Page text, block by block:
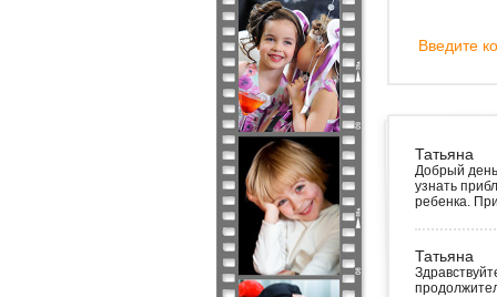
Введите
Татьяна
Добрый
узнать
ребенка.
Татьяна